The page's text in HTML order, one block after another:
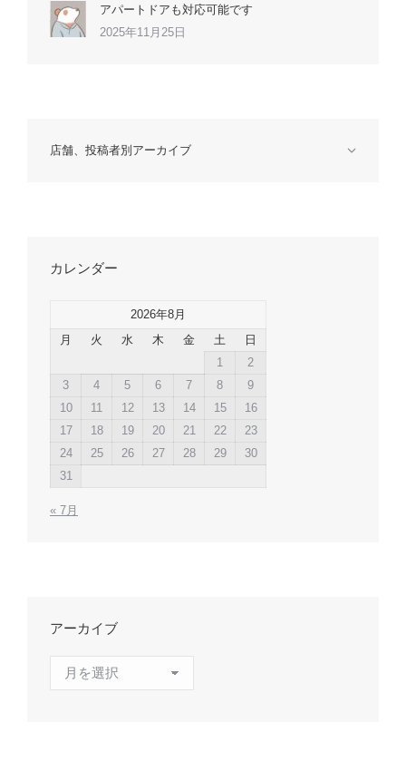
アパートドアも対応可能です
2025年11月25日
店舗、投稿者別アーカイブ
カレンダー
2026年8月
月
火 水 木 金 土
日
1
2
3
4 5 6 7 8
9
10
11 12 13 14 15
16
17
18 19 20 21 22
23
24
25 26 27 28 29
30
31
« 7月
アーカイブ